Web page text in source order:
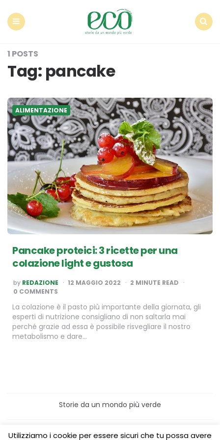
1 POSTS
Tag: pancake
ALIMENTAZIONE
Pancake proteici: 3 ricette per una
colazione light e gustosa
POSTED
BY
by REDAZIONE 12 MAGGIO 2022 2 MINUTE READ
0 COMMENTS
La colazione è il pasto più importante della giornata, gli
esperti di nutrizione consigliano di non saltarla mai
perché grazie ad essa è possibile risvegliare il nostro
metabolismo e dare…
Storie da un mondo più verde
Home
Turismo sostenibile
Utilizziamo i cookie per essere sicuri che tu possa avere